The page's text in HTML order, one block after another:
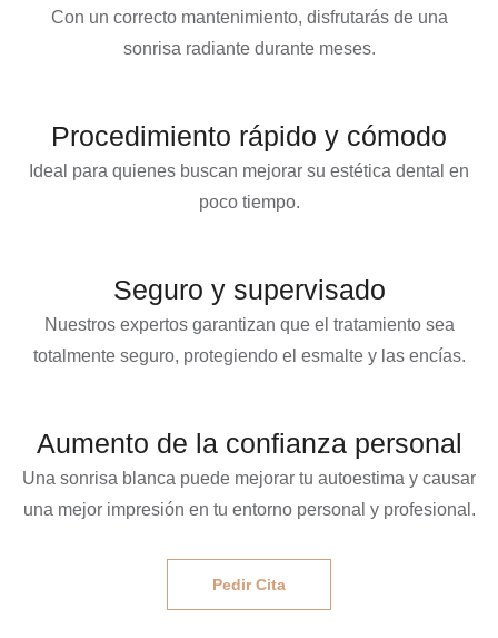
Con un correcto mantenimiento, disfrutarás de una
sonrisa radiante durante meses.
Procedimiento rápido y cómodo
Ideal para quienes buscan mejorar su estética dental en
poco tiempo.
Seguro y supervisado
Nuestros expertos garantizan que el tratamiento sea
totalmente seguro, protegiendo el esmalte y las encías.
Aumento de la confianza personal
Una sonrisa blanca puede mejorar tu autoestima y causar
una mejor impresión en tu entorno personal y profesional.
Pedir Cita